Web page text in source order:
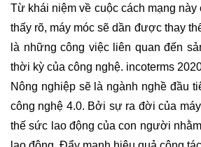
Từ khái niệm về cuộc cách mạng này
thấy rõ, máy móc sẽ dần được thay
là những công việc liên quan đến
thời kỳ của công nghệ. incoterms
Nông nghiệp sẽ là ngành nghề đầu
công nghệ 4.0. Bởi sự ra đời của
thế sức lao động của con người